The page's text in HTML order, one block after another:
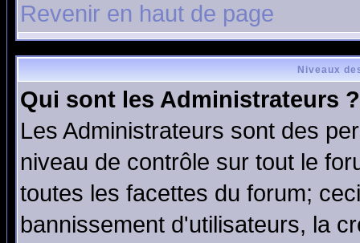
Revenir en haut de page
Niveaux
Qui sont les Administrateurs ?
Les Administrateurs sont des
niveau de contrôle sur tout le
toutes les facettes du forum;
bannissement d'utilisateurs, la